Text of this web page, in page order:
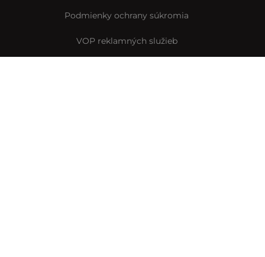
Podmienky ochrany súkromia
VOP reklamných služieb